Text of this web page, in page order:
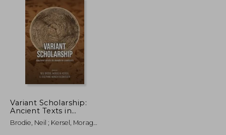
$ 53.82
$ 29.60
45%
dcto.
Variant Scholarship:
Ancient Texts in
Modern Contexts (en
Inglés)
Brodie, Neil ; Kersel, Morag